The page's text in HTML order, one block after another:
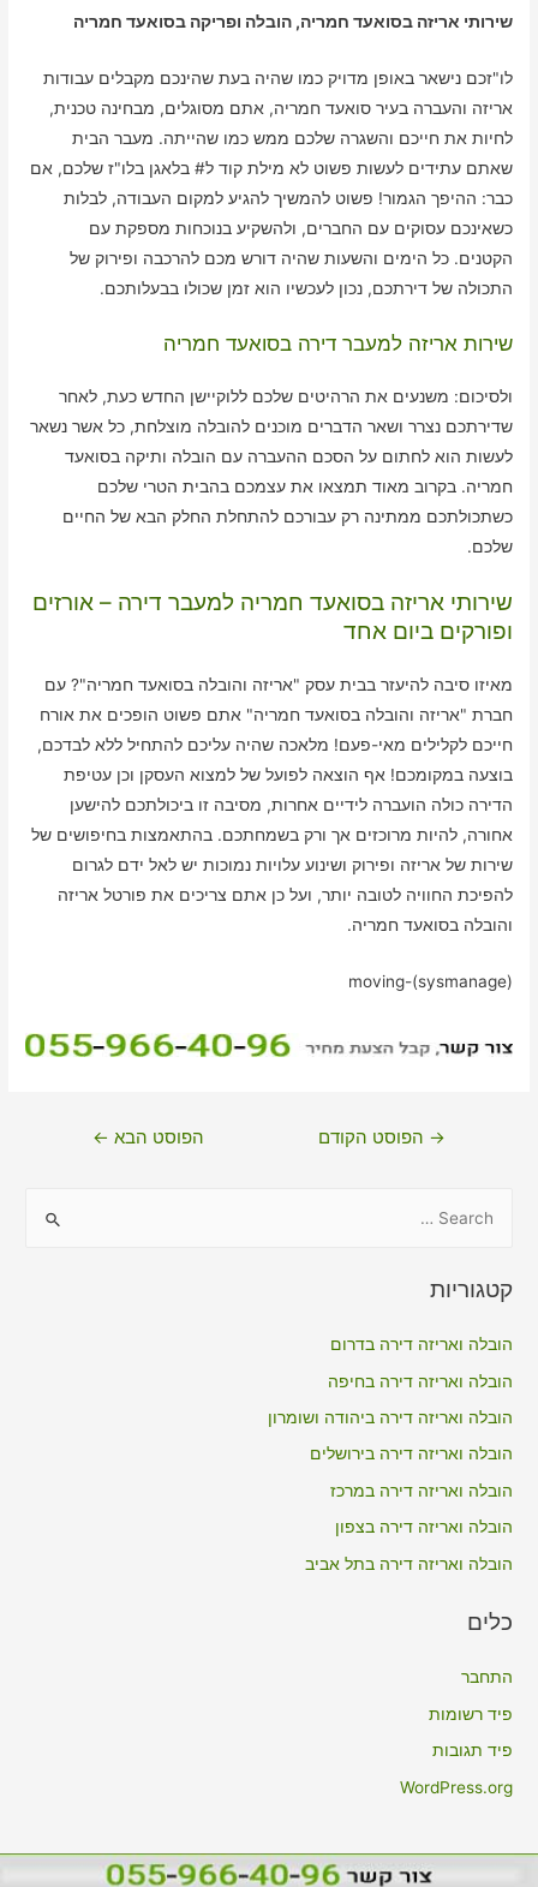
שירותי אריזה בסואעד חמריה, הובלה ופריקה בסואעד חמריה
לו"זכם נישאר באופן מדויק כמו שהיה בעת שהינכם מקבלים עבודות
אריזה והעברה בעיר סואעד חמריה, אתם מסוגלים, מבחינה טכנית,
לחיות את חייכם והשגרה שלכם ממש כמו שהייתה. מעבר הבית
שאתם עתידים לעשות פשוט לא מילת קוד ל# בלאגן בלו"ז שלכם, אם
כבר: ההיפך הגמור! פשוט להמשיך להגיע למקום העבודה, לבלות
כשאינכם עסוקים עם החברים, ולהשקיע בנוכחות מספקת עם
הקטנים. כל הימים והשעות שהיה דורש מכם להרכבה ופירוק של
התכולה של דירתכם, נכון לעכשיו הוא זמן שכולו בבעלותכם.
שירות אריזה למעבר דירה בסואעד חמריה
ולסיכום: משנעים את הרהיטים שלכם ללוקיישן החדש כעת, לאחר
שדירתכם נצרר ושאר הדברים מוכנים להובלה מוצלחת, כל אשר נשאר
לעשות הוא לחתום על הסכם ההעברה עם הובלה ותיקה בסואעד
חמריה. בקרוב מאוד תמצאו את עצמכם בהבית הטרי שלכם
כשתכולתכם ממתינה רק עבורכם להתחלת החלק הבא של החיים
שלכם.
שירותי אריזה בסואעד חמריה למעבר דירה – אורזים
ופורקים ביום אחד
מאיזו סיבה להיעזר בבית עסק "אריזה והובלה בסואעד חמריה"? עם
חברת "אריזה והובלה בסואעד חמריה" אתם פשוט הופכים את אורח
חייכם לקלילים מאי-פעם! מלאכה שהיה עליכם להתחיל ללא לבדכם,
בוצעה במקומכם! אף הוצאה לפועל של למצוא העסקן וכן עטיפת
הדירה כולה הועברה לידיים אחרות, מסיבה זו ביכולתכם להישען
אחורה, להיות מרוכזים אך ורק בשמחתכם. בהתאמצות בחיפושים של
שירות של אריזה ופירוק ושינוע עלויות נמוכות יש לאל ידם לגרום
להפיכת החוויה לטובה יותר, ועל כן אתם צריכים את פורטל אריזה
והובלה בסואעד חמריה.
moving-(sysmanage)
ניווט→ הפוסט הקודם הפוסט הבא ←
r
o
r
:
קטגוריות
הובלה ואריזה דירה בדרום
הובלה ואריזה דירה בחיפה
הובלה ואריזה דירה ביהודה ושומרון
הובלה ואריזה דירה בירושלים
הובלה ואריזה דירה במרכז
הובלה ואריזה דירה בצפון
הובלה ואריזה דירה בתל אביב
כלים
התחבר
פיד רשומות
פיד תגובות
WordPress.org